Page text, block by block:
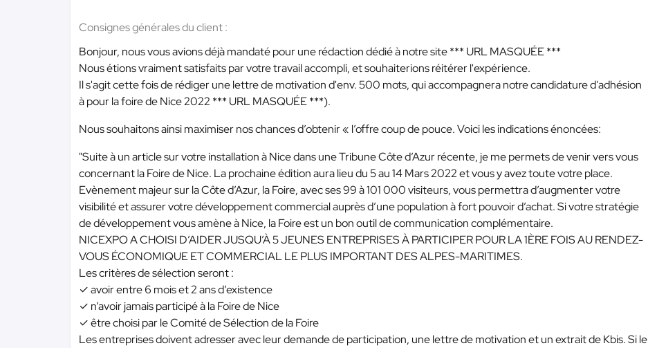
Consignes générales du client :
Bonjour, nous vous avions déjà mandaté pour une rédaction dédié à notre site*** URL MASQUÉE ***
Nous étions vraiment satisfaits par votre travail accompli, et souhaiterions réitérer l'expérience.
Il s'agit cette fois de rédiger une lettre de motivation d'env. 500 mots, qui accompagnera notre candidature d'adhésion
à pour la foire de Nice 2022 *** URL MASQUÉE ***).
Nous souhaitons ainsi maximiser nos chances d’obtenir « l’offre coup de pouce. Voici les indications énoncées:
"Suite à un article sur votre installation à Nice dans une Tribune Côte d’Azur récente, je me permets de venir vers vous
concernant la Foire de Nice. La prochaine édition aura lieu du 5 au 14 Mars 2022 et vous y avez toute votre place.
Evènement majeur sur la Côte d’Azur, la Foire, avec ses 99 à 101 000 visiteurs, vous permettra d’augmenter votre
visibilité et assurer votre développement commercial auprès d’une population à fort pouvoir d’achat. Si votre stratégie
de développement vous amène à Nice, la Foire est un bon outil de communication complémentaire.
NICEXPO A CHOISI D’AIDER JUSQU’À 5 JEUNES ENTREPRISES À PARTICIPER POUR LA 1ÈRE FOIS AU RENDEZ-
VOUS ÉCONOMIQUE ET COMMERCIAL LE PLUS IMPORTANT DES ALPES-MARITIMES.
Les critères de sélection seront :
✓ avoir entre 6 mois et 2 ans d’existence
✓ n’avoir jamais participé à la Foire de Nice
✓ être choisi par le Comité de Sélection de la Foire
Les entreprises doivent adresser avec leur demande de participation, une lettre de motivation et un extrait de Kbis. Si le